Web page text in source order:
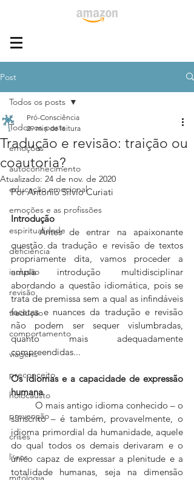
Post
Todos os posts
emoções
autoconhecimento
educação emocional
emoções e as profissões
espiritualidade
deficiência
inclusão
revisão
tradução
comportamento
viagens
preconceito
holocausto
prevenção
crises
livros
mitologia
Todos os posts
Tradução e revisão: traição ou
coautoria?
Pró-Consciência
29 min de leitura
Atualizado: 24 de nov. de 2020
Por Antonio Silvio Curiati
Introdução
	Antes de entrar na apaixonante
questão da tradução e revisão de textos
propriamente dita, vamos proceder a
ampla introdução multidisciplinar
abordando a questão idiomática, pois se
trata de premissa sem a qual as infindáveis
facetas e nuances da tradução e revisão
não podem ser sequer vislumbradas,
quanto mais adequadamente
compreendidas...
Os idiomas e a capacidade de expressão
humana
sânscrito – é também, provavelmente, o
idioma primordial da humanidade, aquele
do qual todos os demais derivaram e o
único capaz de expressar a plenitude e a
totalidade humanas, seja na dimensão